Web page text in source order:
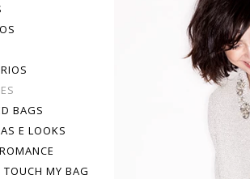
BAGS
E LOOKS
MY BAG